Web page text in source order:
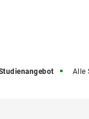
Alle